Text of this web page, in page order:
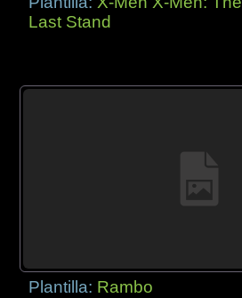
Last Stand
Plantilla: Rambo